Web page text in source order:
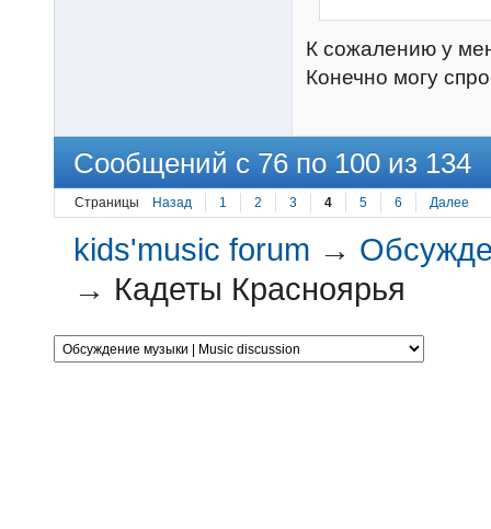
К сожалению у
Конечно могу
Сообщений с 76 по 100 из 134
Страницы Назад 1 2 3 4 5 6 Далее
kids'music forum →
→ Кадеты Красноярья